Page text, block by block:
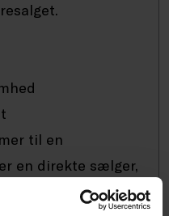
til en
en direkte sælger,
af moms blive